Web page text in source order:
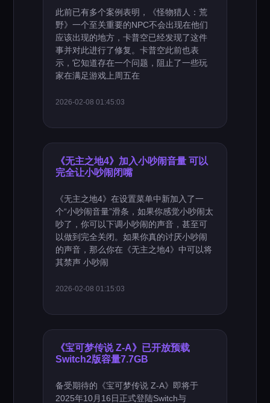
此前已有多个案例表明，《怪物猎人：荒
野》一个至关重要的NPC不会出现在他们
应该出现的地方，卡普空已经发现了这件
事并对此进行了修复。卡普空此前也表
示，它知道存在一个问题，阻止了一些玩
家在满足游戏上周五在
2026-02-08 01:45:03
《无主之地4》加入小吵闹音量 可以
完全让小吵闹闭嘴
《无主之地4》在设置菜单中新加入了一
个“小吵闹音量”滑条，如果你感觉小吵闹太
吵了，你可以下调小吵闹的声音，甚至可
以做到完全关闭。如果你真的讨厌小吵闹
的声音，那么你在《无主之地4》中可以将
其禁声 小吵闹
2026-02-08 01:15:03
《宝可梦传说 Z-A》已开放预载
Switch2版容量7.7GB
备受期待的《宝可梦传说 Z-A》即将于
2025年10月16日正式登陆Switch与